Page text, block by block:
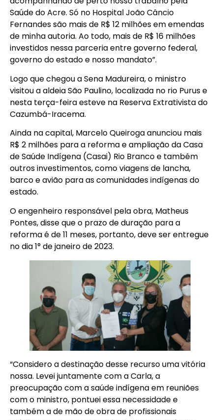
Saúde do Acre. Só no Hospital João Câncio
Fernandes são mais de R$ 12 milhões em emendas
de minha autoria. Ao todo, mais de R$ 16 milhões
investidos nessa parceria entre governo federal,
governo do estado e nosso mandato”.
Logo que chegou a Sena Madureira, o ministro
visitou a aldeia São Paulino, localizada no rio Purus e
nesta terça-feira esteve na Reserva Extrativista do
Cazumbá-Iracema.
Ainda na capital, Marcelo Queiroga anunciou mais
R$ 2 milhões para a reforma e ampliação da Casa
de Saúde Indígena (Casai) Rio Branco e também
outros investimentos, como viagens de lancha,
barco e avião para as comunidades indígenas do
estado.
O engenheiro responsável pela obra, Matheus
Pontes, disse que o prazo de duração para a
reforma é de 11 meses, portanto, deve ser entregue
no dia 1° de janeiro de 2023.
“Considero a destinação desse recurso uma vitória
nossa. Levei juntamente com a Carla, a
preocupação com a saúde indígena em reuniões
com o ministro, pontuei essa necessidade e
também a de mão de obra de profissionais